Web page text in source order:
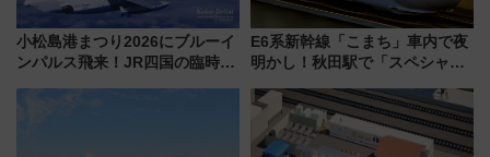
小松島港まつり2026にブルーイ
ンパルス飛来！JR四国の臨時ダ
E6系新幹線「こまち」車内で夜
明かし！秋田駅で「スペシャル
法は？